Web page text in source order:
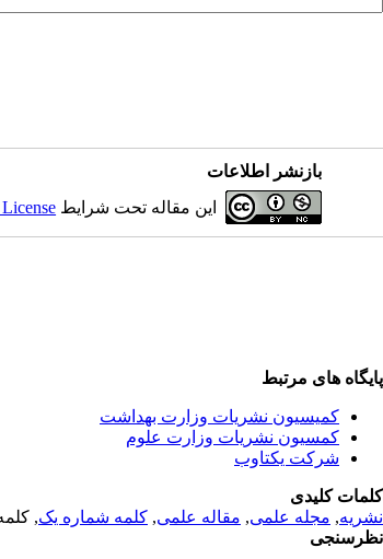
بازنشر اطلاعات
این مقاله تحت شرایط
پایگاه های مرتبط
کمیسیون نشریات وزارت بهداشت
کمسیون نشریات وزارت علوم
شرکت یکتاوب
کلمات کلیدی
نشریه, مجله علمی, مقاله علمی, کلمه شماره یک,
نظرسنجی